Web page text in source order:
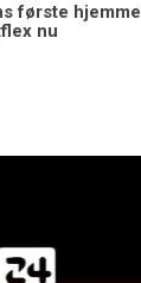
første
nu